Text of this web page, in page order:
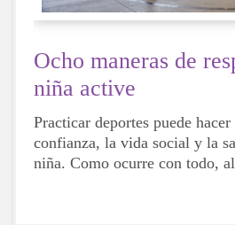
Ocho maneras de
niña active
Practicar deportes puede
confianza, la vida social y la
niña. Como ocurre con todo,
serán más hábiles que otras,
significa que no deban